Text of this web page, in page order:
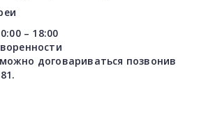
– 18:00
договариваться позвонив